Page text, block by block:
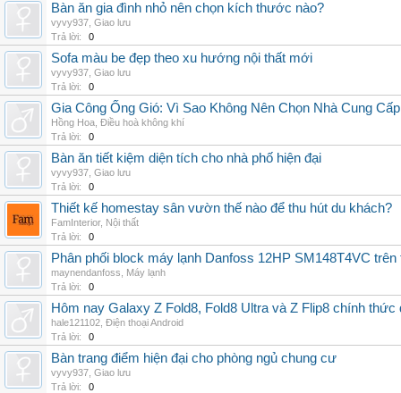
Bàn ăn gia đình nhỏ nên chọn kích thước nào?
vyvy937 Giao lưu
Trả lời:
0
Sofa màu be đẹp theo xu hướng nội thất mới
vyvy937 Giao lưu
Trả lời:
0
Gia Công Ống Gió: Vì Sao Không Nên Chọn Nhà Cung
Hồng Hoa Điều hoà không khí
Trả lời:
0
Bàn ăn tiết kiệm diện tích cho nhà phố hiện đại
vyvy937 Giao lưu
Trả lời:
0
Thiết kế homestay sân vườn thế nào để thu hút du khách?
FamInterior, Nội thất
Trả lời:
0
Phân phối block máy lạnh Danfoss 12HP SM148T4VC
maynendanfoss
Máy lạnh
Trả lời:
0
Hôm nay Galaxy Z Fold8, Fold8 Ultra và Z Flip8 chính
hale121102 Điện thoại Android
Trả lời:
0
Bàn trang điểm hiện đại cho phòng ngủ chung cư
vyvy937 Giao lưu
Trả lời:
0